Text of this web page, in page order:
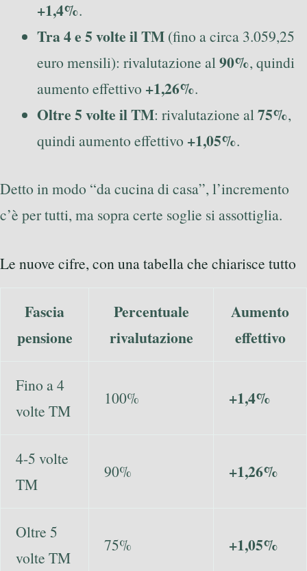
+1,4%.
Tra 4 e 5 volte il TM (fino a circa 3.059,25
euro mensili): rivalutazione al90%, quindi
aumento effettivo +1,26%.
Oltre 5 volte il TM: rivalutazione al75%,
quindi aumento effettivo +1,05%.
Detto in modo “da cucina di casa”, l’incremento
c’è per tutti, ma sopra certe soglie si assottiglia.
Le nuove cifre, con una tabella che chiarisce tutto
Fascia
pensione
Percentuale
rivalutazione
Aumento
effettivo
Fino a 4
volte TM
100% +1,4%
4-5 volte
TM
90% +1,26%
Oltre 5
volte TM
75% +1,05%